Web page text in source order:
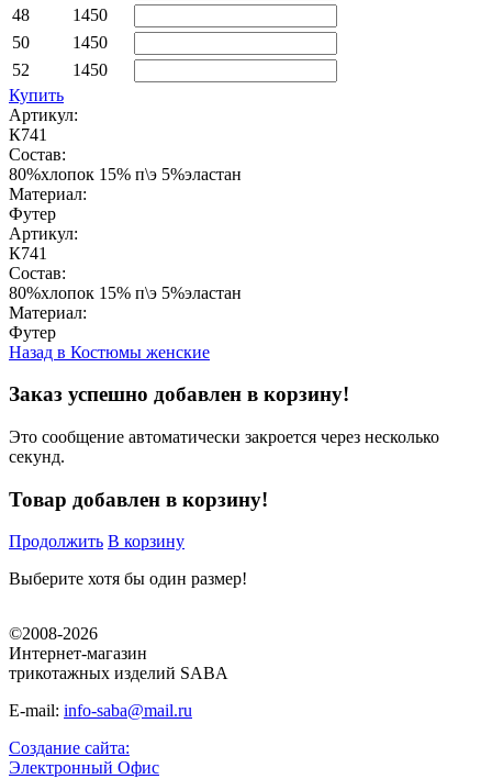
48
1450
50
1450
52
1450
Купить
Артикул:
К741
Состав:
80%хлопок 15% п\э 5%эластан
Материал:
Футер
Артикул:
К741
Состав:
80%хлопок 15% п\э 5%эластан
Материал:
Футер
Назад в Костюмы женские
Заказ успешно добавлен в корзину!
Это сообщение автоматически закроется через несколько
секунд.
Товар добавлен в корзину!
Продолжить В корзину
Выберите хотя бы один размер!
©2008-2026
Интернет-магазин
трикотажных изделий SABA
E-mail: info-saba@mail.ru
Создание сайта:
Электронный Офис